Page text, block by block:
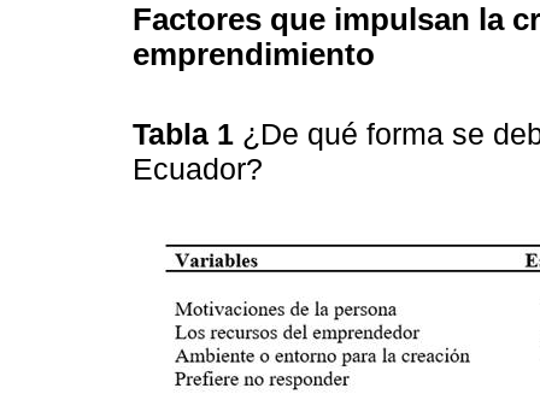
Factores que impulsan la
emprendimiento
Tabla 1 ¿De qué forma se
Ecuador?